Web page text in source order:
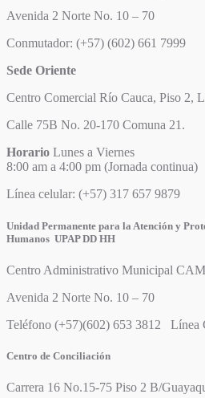
Avenida 2 Norte No. 10 – 70
Conmutador: (+57) (602) 661 7999
Sede Oriente
Centro Comercial Río Cauca, Piso 2,
Calle 75B No. 20-170 Comuna 21.
Horario Lunes a Viernes
8:00 am a 4:00 pm (Jornada continua)
Línea celular: (+57) 317 657 9879
Unidad Permanente para la Atención y
Humanos UPAP DD HH
Centro Administrativo Municipal
Avenida 2 Norte No. 10 – 70
Teléfono (+57)(602) 653 3812 Línea
Centro de Conciliación
Carrera 16 No.15-75 Piso 2 B/